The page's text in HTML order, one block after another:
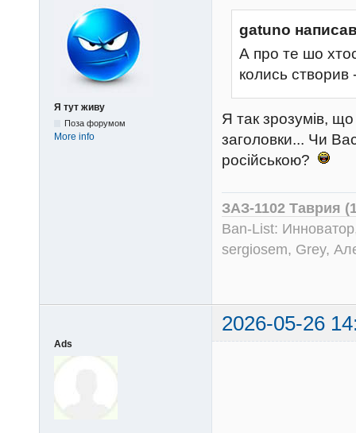
Я тут живу
Поза форумом
More info
gatuno
А про те шо
колись
Я так зрозумів,
заголовки... Чи
російською?
ЗАЗ-1102 Таврия
Ban-List:
sergiosem, Grey,
2026-05-26
Ads